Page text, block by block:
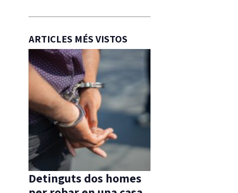
ARTICLES MÉS VISTOS
Detinguts dos homes